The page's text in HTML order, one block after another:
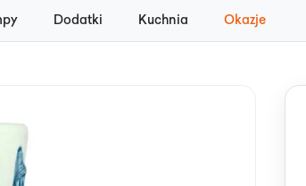
Dodatki Kuchnia Okazje